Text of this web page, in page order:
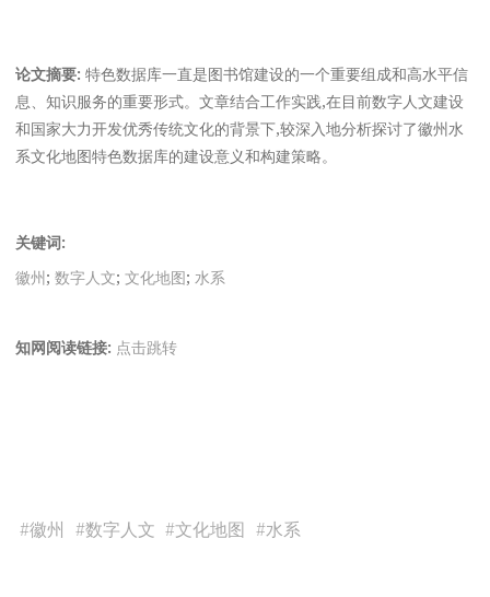
论文摘要: 特色数据库一直是图书馆建设的一个重要组成和高水平信
息、知识服务的重要形式。文章结合工作实践,在目前数字人文建设
和国家大力开发优秀传统文化的背景下,较深入地分析探讨了徽州水
系文化地图特色数据库的建设意义和构建策略。
关键词:
徽州;数字人文;文化地图; 水系
知网阅读链接: 点击跳转
#徽州 #数字人文 #文化地图 #水系